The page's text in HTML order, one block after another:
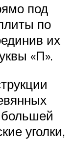
под
по
их
«П».
уголки,